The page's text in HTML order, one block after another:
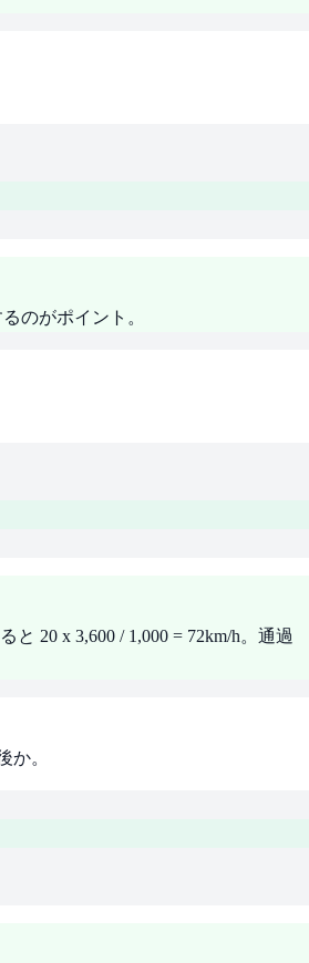
のがポイント。
20 x 3,600 / 1,000 = 72km/h。通過
か。